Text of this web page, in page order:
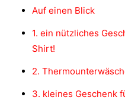
Auf einen Blick
1. ein nützliches
Shirt!
2.
3. kleines Geschenk